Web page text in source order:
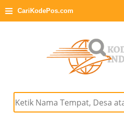
≡ CariKodePos.com